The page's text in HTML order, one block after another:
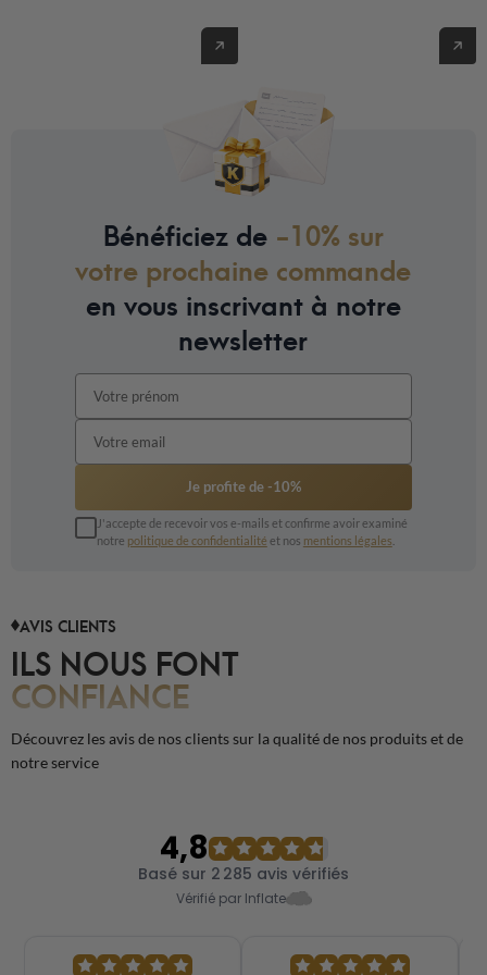
Bénéficiez de -10% sur
votre prochaine commande
en vous inscrivant à notre
newsletter
Je profite de -10%
J'accepte de recevoir vos e-mails et confirme avoir examiné
notre politique de confidentialité et nos mentions légales
AVIS CLIENTS
ILS NOUS FONT
CONFIANCE
Découvrez les avis de nos clients sur la qualité de nos produits et de
notre service
4,8
Basé sur 2 285 avis vérifiés
Vérifié par Inflate